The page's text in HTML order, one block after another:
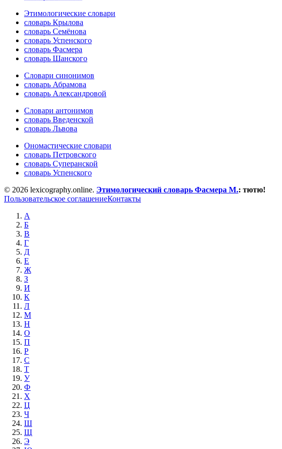
Этимологические словари
словарь Крылова
словарь Семёнова
словарь Успенского
словарь Фасмера
словарь Шанского
Словари синонимов
словарь Абрамова
словарь Александровой
Словари антонимов
словарь Введенской
словарь Львова
Ономастические словари
словарь Петровского
словарь Суперанской
словарь Успенского
© 2026 lexicography.online. Этимологический словарь Фасмера М.: тютю!
Пользовательское соглашениеКонтакты
А
Б
В
Г
Д
Е
Ж
З
И
К
Л
М
Н
О
П
Р
С
Т
У
Ф
Х
Ц
Ч
Ш
Щ
Э